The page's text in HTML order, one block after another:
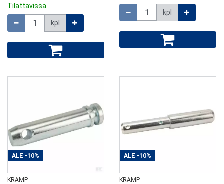
Tilattavissa
kpl
kpl
ALE -10%
KRAMP
ALE -10%
KRAMP